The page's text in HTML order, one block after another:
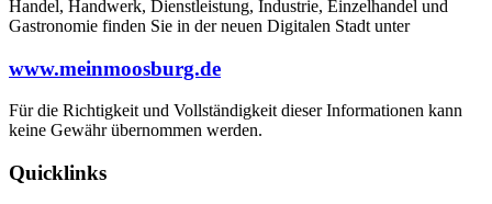
Handel, Handwerk, Dienstleistung, Industrie, Einzelhandel und
Gastronomie finden Sie in der neuen Digitalen Stadt unter
www.meinmoosburg.de
Für die Richtigkeit und Vollständigkeit dieser Informationen kann
keine Gewähr übernommen werden.
Quicklinks